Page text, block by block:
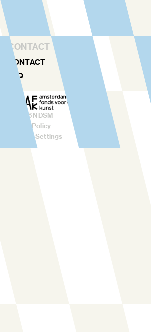
CONTACT
CONTACT
FAQ
2026NDSM
Privacy Policy
Cookies Settings